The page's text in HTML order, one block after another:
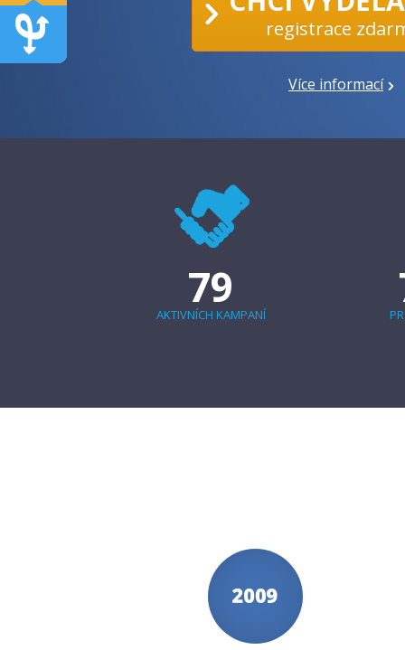
registrace
Více informací
79
AKTIVNÍCH KAMPANÍ